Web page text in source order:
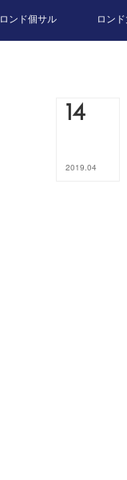
ロンド個サル ロン
14
2019.04